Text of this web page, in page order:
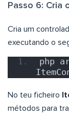
Passo 6: Cria
Cria um
executando o
php
No teu ficheiro
métodos para